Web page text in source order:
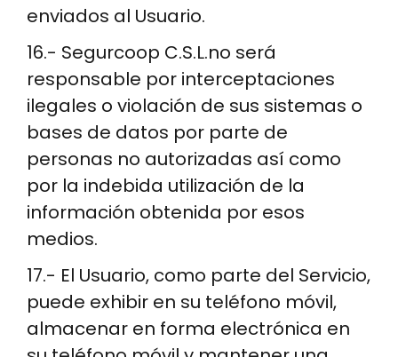
enviados al Usuario.
16.- Segurcoop C.S.L.no será
responsable por interceptaciones
ilegales o violación de sus sistemas o
bases de datos por parte de
personas no autorizadas así como
por la indebida utilización de la
información obtenida por esos
medios.
17.- El Usuario, como parte del Servicio,
puede exhibir en su teléfono móvil,
almacenar en forma electrónica en